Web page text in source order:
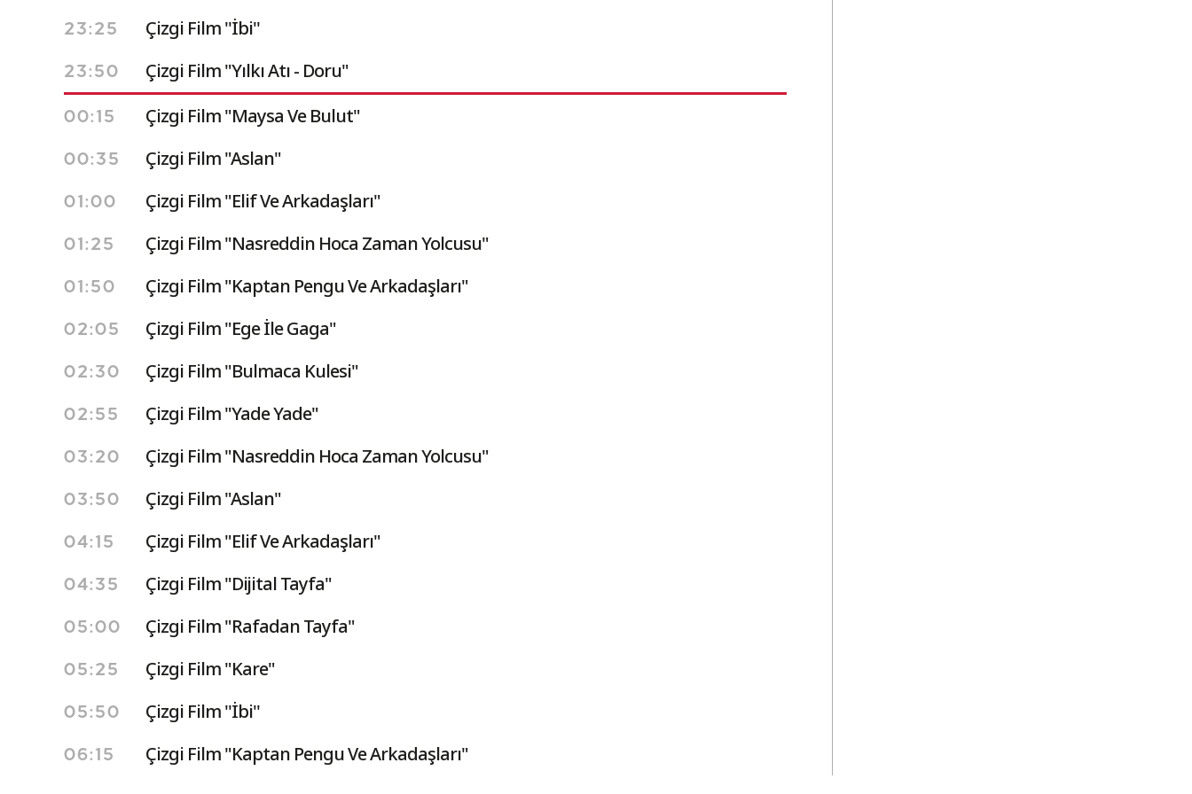
23:25 Çizgi Film ''İbi''
23:50 Çizgi Film "Yılkı Atı - Doru"
00:15 Çizgi Film "Maysa Ve Bulut"
00:35 Çizgi Film "Aslan"
01:00 Çizgi Film "Elif Ve Arkadaşları"
01:25 Çizgi Film "Nasreddin Hoca Zaman Yolcusu"
01:50 Çizgi Film "Kaptan Pengu Ve Arkadaşları"
02:05 Çizgi Film "Ege İle Gaga"
02:30 Çizgi Film "Bulmaca Kulesi"
02:55 Çizgi Film "Yade Yade"
03:20 Çizgi Film "Nasreddin Hoca Zaman Yolcusu"
03:50 Çizgi Film "Aslan"
04:15 Çizgi Film "Elif Ve Arkadaşları"
04:35 Çizgi Film "Dijital Tayfa"
05:00 Çizgi Film "Rafadan Tayfa"
05:25 Çizgi Film "Kare"
05:50 Çizgi Film ''İbi''
06:15 Çizgi Film "Kaptan Pengu Ve Arkadaşları"